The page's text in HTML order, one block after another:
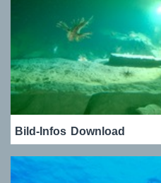
Bild-Infos Download